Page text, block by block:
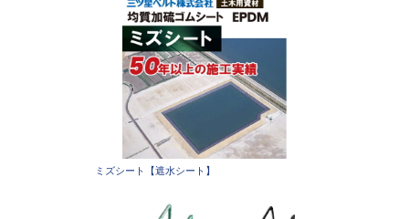
ミズシート【遮水シート】